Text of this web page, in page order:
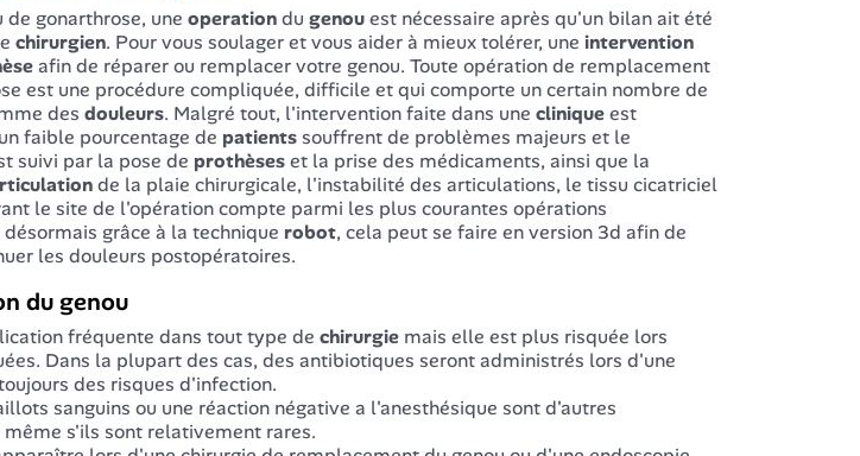
de gonarthrose, une operationdu genouest nécessaire après qu'un bilan ait été
chirurgien. Pour vous soulager et vous aider à mieux tolérer, une intervention
afin de réparer ou remplacer votre genou. Toute opération de remplacement
est une procédure compliquée, difficile et qui comporte un certain nombre de
des douleurs. Malgré tout, l'intervention faite dans une cliniqueest
faible pourcentage de patientssouffrent de problèmes majeurs et le
suivi par la pose de prothèseset la prise des médicaments, ainsi que la
de la plaie chirurgicale, l'instabilité des articulations, le tissu cicatriciel
le site de l'opération compte parmi les plus courantes opérations
grâce à la technique robot, cela peut se faire en version 3d afin de
les douleurs postopératoires.
du genou
fréquente dans tout type de chirurgie mais elle est plus risquée lors
Dans la plupart des cas, des antibiotiques seront administrés lors d'une
des risques d'infection.
sanguins ou une réaction négative a l'anesthésique sont d'autres
s'ils sont relativement rares.